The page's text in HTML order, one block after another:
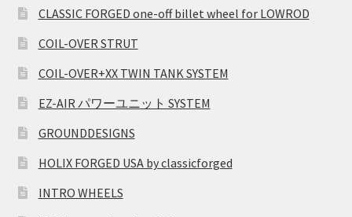
CLASSIC FORGED one-off billet wheel for LOWROD
COIL-OVER STRUT
COIL-OVER+XX TWIN TANK SYSTEM
EZ-AIR パワーユニット SYSTEM
GROUNDDESIGNS
HOLIX FORGED USA by classicforged
INTRO WHEELS